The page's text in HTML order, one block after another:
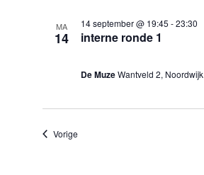
MA
14 interne ronde 1
14 september @ 19:45 -23:30
De MuzeWantveld 2, Noordwijk
VorigeEvenementen